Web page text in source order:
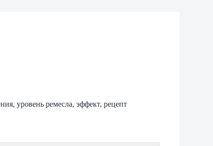
уровень ремесла, эффект, рецепт